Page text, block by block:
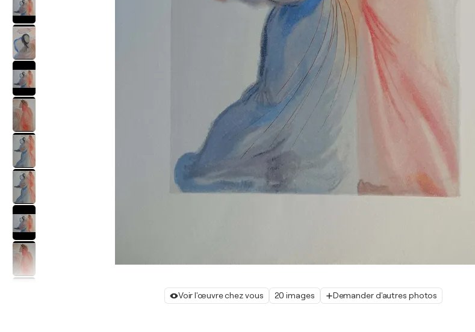
Voir l'œuvre chez vous 20 images Demander d'autres photos